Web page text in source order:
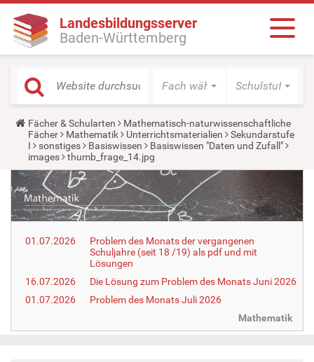
Landesbildungsserver
Baden-Württemberg
Fach wählen Schulstufe
Y
o
u
a
r
e
h
e
r
e
Fächer & Schularten
Mathematisch-naturwissenschaftliche
Fächer
Mathematik Unterrichtsmaterialien
Sekundarstufe
I
sonstiges Basiswissen
Basiswissen "Daten und Zufall"
images
thumb_frage_14.jpg
01.07.2026
Problem des Monats der vergangenen
Schuljahre (seit 18 /19) als pdf und mit
Lösungen
16.07.2026
Die Lösung zum Problem des Monats Juni 2026
01.07.2026
Problem des Monats Juli 2026
Mathematik